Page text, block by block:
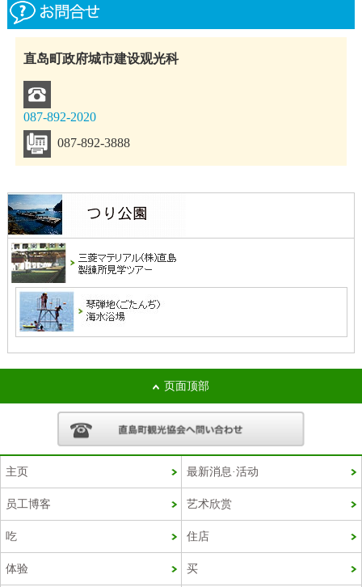
直岛町政府城市建设观光科
087-892-2020
087-892-3888
页面顶部
主页 最新消息·活动
员工博客 艺术欣赏
吃 住店
体验 买